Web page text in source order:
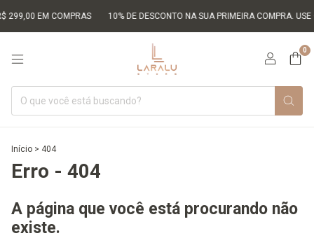
EM COMPRAS 10% DE DESCONTO NA SUA PRIMEIRA COMPRA. USE O
0
Início > 404
Erro - 404
A página que você está procurando não
existe.